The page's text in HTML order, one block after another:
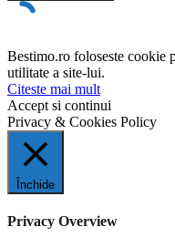
Bestimo.ro foloseste cookie
utilitate a site-lui.
Citeste mai mult
Accept si continui
Privacy & Cookies Policy
Închide
Privacy Overview